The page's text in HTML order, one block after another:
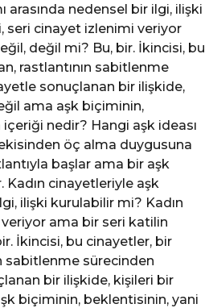
arasında nedensel bir ilgi, ilişki
seri cinayet izlenimi veriyor
değil mi? Bu, bir. İkincisi, bu
rastlantının sabitlenme
sonuçlanan bir ilişkide,
ama aşk biçiminin,
nedir? Hangi aşk ideası
öç alma duygusuna
başlar ama bir aşk
Kadın cinayetleriyle aşk
ilişki kurulabilir mi? Kadın
ama bir seri katilin
İkincisi, bu cinayetler, bir
sabitlenme sürecinden
bir ilişkide, kişileri bir
biçiminin, beklentisinin, yani